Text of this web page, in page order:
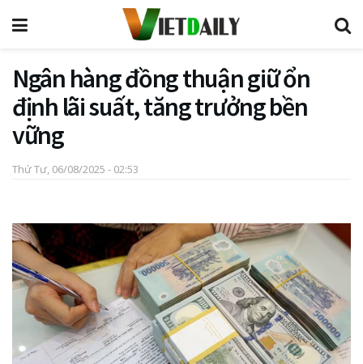
Ngân hàng đồng thuận giữ ổn
định lãi suất, tăng trưởng bền
vững
Thứ Tư, 06/08/2025 - 02:53